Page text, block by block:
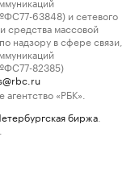
63848) и сетевого
средства массовой
надзору в сфере связи,
82385)
«РБК».
биржа